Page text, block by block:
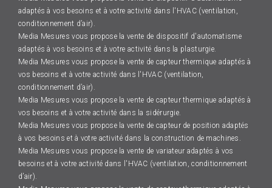
adaptés à vos besoins et à votre activité dans l'HVAC (ventilation,
conditionnement d’air).
Media Mesures vous propose la vente de dispositif d'automatisme
adaptés à vos besoins et à votre activité dans la plasturgie.
Media Mesures vous propose la vente de capteur thermique adaptés à
vos besoins et à votre activité dans l'HVAC (ventilation,
conditionnement d’air).
Media Mesures vous propose la vente de capteur thermique adaptés à
vos besoins et à votre activité dans la sidérurgie.
Media Mesures vous propose la vente de capteur de position adaptés
à vos besoins et à votre activité dans la construction de machines.
Media Mesures vous propose la vente de variateur adaptés à vos
besoins et à votre activité dans l'HVAC (ventilation, conditionnement
d’air).